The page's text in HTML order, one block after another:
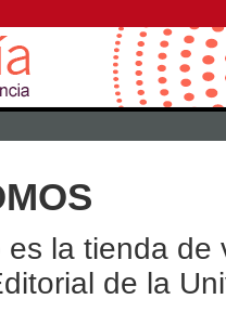
la tienda
de la